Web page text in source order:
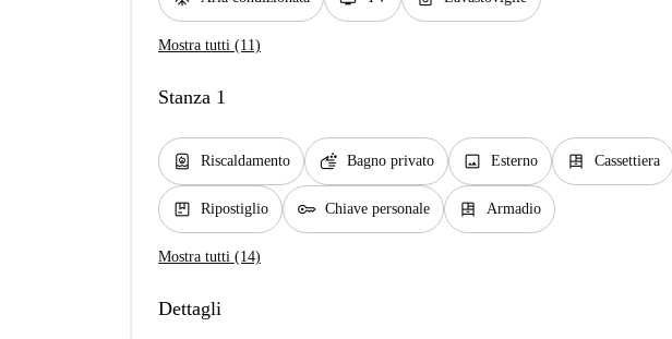
Mostra tutti (11)
Stanza 1
water_heater Riscaldamento soap Bagno privato image Esterno dresser Cassettiera
package Ripostiglio key Chiave personale dresser Armadio
Mostra tutti (14)
Dettagli